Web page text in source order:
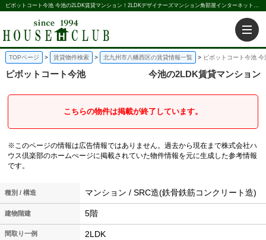
ピボットコート今池 今池の2LDK賃貸マンション！2LDKデザイナーズマンション角部屋インターネット無料今池駅｜株式会社ハウス倶楽部
TOPページ 賃貸物件検索 北九州市八幡西区の賃貸情報一覧 ピボットコート今池
ピボットコート今池 今池の2LDK賃貸マンション
こちらの物件は掲載が終了しています。
※このページの情報は広告情報ではありません。過去から現在まで株式会社ハ
ウス倶楽部のホームぺージに掲載されていた物件情報を元に生成した参考情報
です。
種別 / 構造 マンション / SRC造(鉄骨鉄筋コンクリート造)
建物階建 5階
間取り一例 2LDK